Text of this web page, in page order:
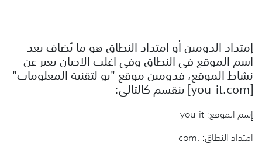
إمتداد الدومين أو امتداد النطاق هو ما يُضاف بعد
اسم الموقع فى النطاق وفي اغلب الاحيان يعبر عن
نشاط الموقع، فدومين موقع "يو لتقنية المعلومات"
[you-it.com] ينقسم كالتالي:
إسم الموقع: you-it
امتداد النطاق: .com